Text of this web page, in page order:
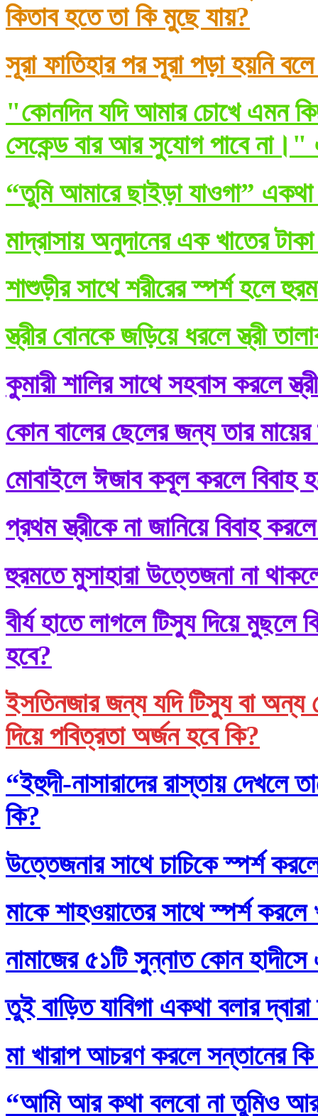
কিতাব হতে তা কি মুছে যায়?
সূরা ফাতিহার পর সূরা পড়া হয়নি
"কোনদিন যদি আমার চোখে এমন
সেকেন্ড বার আর সুযোগ পাবে না।"
“তুমি আমারে ছাইড়া যাওগা” একথা
মাদ্রাসায় অনুদানের এক খাতের
শাশুড়ীর সাথে শরীরের স্পর্শ হলে
স্ত্রীর বোনকে জড়িয়ে ধরলে স্ত্রী
কুমারী শালির সাথে সহবাস করলে
কোন বালের ছেলের জন্য তার মায়ের
মোবাইলে ঈজাব কবূল করলে বিবাহ
প্রথম স্ত্রীকে না জানিয়ে বিবাহ
হুরমতে মুসাহারা উত্তেজনা না
বীর্য হাতে লাগলে টিস্যু দিয়ে
হবে?
ইসতিনজার জন্য যদি টিস্যু বা অন্য
দিয়ে পবিত্রতা অর্জন হবে কি?
“ইহুদী-নাসারাদের রাস্তায় দেখলে
কি?
উত্তেজনার সাথে চাচিকে স্পর্শ
মাকে শাহওয়াতের সাথে স্পর্শ করলে
নামাজের ৫১টি সুন্নাত কোন হাদীসে
তুই বাড়িত যাবিগা একথা বলার
মা খারাপ আচরণ করলে সন্তানের
“আমি আর কথা বলবো না তুমিও আর